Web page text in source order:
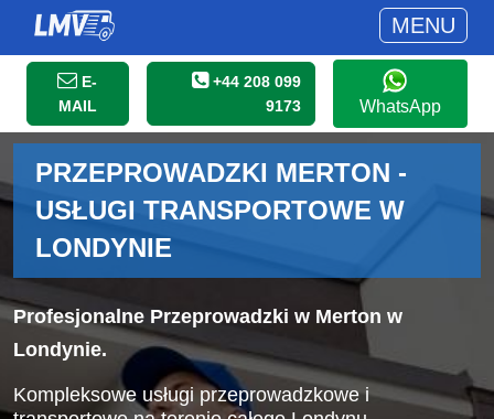
MENU
E-
MAIL
+44 208 099
9173
WhatsApp
PRZEPROWADZKI MERTON -
USŁUGI TRANSPORTOWE W
LONDYNIE
Profesjonalne Przeprowadzki w Merton w
Londynie.
Kompleksowe usługi przeprowadzkowe i